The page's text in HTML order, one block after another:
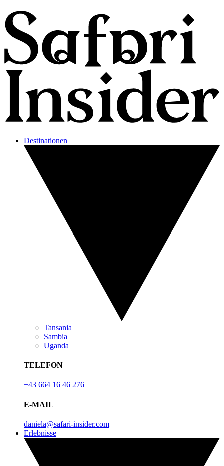
Destinationen
Tansania
Sambia
Uganda
TELEFON
+43 664 16 46 276
E-MAIL
daniela@safari-insider.com
Erlebnisse